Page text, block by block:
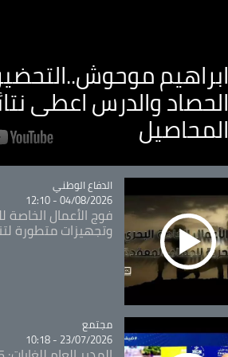
ابراهيم
الحصاد والدرس اعطى
المحاصيل
Catégorie
الدفاع الوطني
04/08/2026 - 12:10
فوج الأعمال الخاصة
وتجهيزات متطورة
Catégorie
مجتمع
23/07/2026 - 10:18